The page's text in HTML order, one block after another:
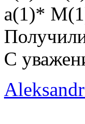
a(1)*
С